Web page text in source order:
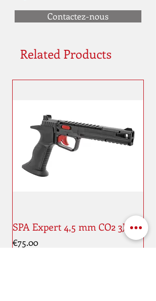
Contactez-nous
Related Products
SPA Expert 4,5 mm CO2 3J
Price
€75.00